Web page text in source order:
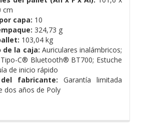
cm
capa: 10
324,73 g
103,04 kg
de la caja: Auriculares inalámbricos;
C® Bluetooth® BT700; Estuche
de inicio rápido
fabricante: Garantía limitada
dos años de Poly